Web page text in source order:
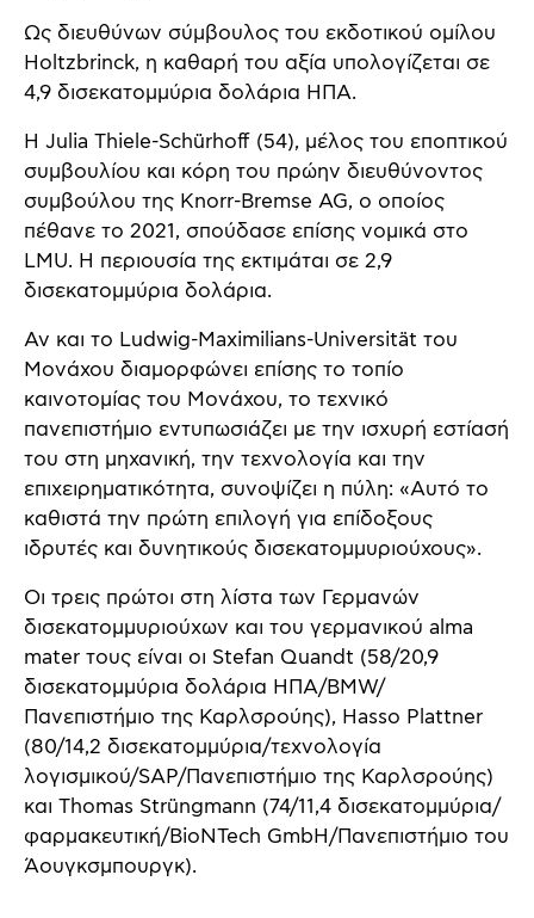
Ως διευθύνων σύμβουλος του εκδοτικού ομίλου
Holtzbrinck, η καθαρή του αξία υπολογίζεται σε
4,9 δισεκατομμύρια δολάρια ΗΠΑ.
Η Julia Thiele-Schürhoff (54), μέλος του εποπτικού
συμβουλίου και κόρη του πρώην διευθύνοντος
συμβούλου της Knorr-Bremse AG, ο οποίος
πέθανε το 2021, σπούδασε επίσης νομικά στο
LMU. Η περιουσία της εκτιμάται σε 2,9
δισεκατομμύρια δολάρια.
Αν και το Ludwig-Maximilians-Universität του
Μονάχου διαμορφώνει επίσης το τοπίο
καινοτομίας του Μονάχου, το τεχνικό
πανεπιστήμιο εντυπωσιάζει με την ισχυρή εστίασή
του στη μηχανική, την τεχνολογία και την
επιχειρηματικότητα, συνοψίζει η πύλη: «Αυτό το
καθιστά την πρώτη επιλογή για επίδοξους
ιδρυτές και δυνητικούς δισεκατομμυριούχους».
Οι τρεις πρώτοι στη λίστα των Γερμανών
δισεκατομμυριούχων και του γερμανικού alma
mater τους είναι οι Stefan Quandt (58/20,9
δισεκατομμύρια δολάρια ΗΠΑ/BMW/
Πανεπιστήμιο της Καρλσρούης), Hasso Plattner
(80/14,2 δισεκατομμύρια/τεχνολογία
λογισμικού/SAP/Πανεπιστήμιο της Καρλσρούης)
και Thomas Strüngmann (74/11,4 δισεκατομμύρια/
φαρμακευτική/BioNTech GmbH/Πανεπιστήμιο του
Άουγκσμπουργκ).